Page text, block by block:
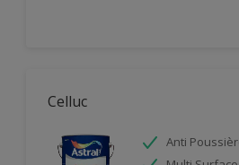
Celluc
Anti